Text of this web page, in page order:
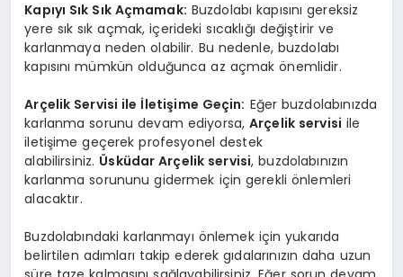
Kapıyı Sık Sık Açmamak: Buzdolabı kapısını gereksiz
yere sık sık açmak, içerideki sıcaklığı değiştirir ve
karlanmaya neden olabilir. Bu nedenle, buzdolabı
kapısını mümkün olduğunca az açmak önemlidir.
Arçelik Servisi ile İletişime Geçin: Eğer buzdolabınızda
karlanma sorunu devam ediyorsa,Arçelik servisi ile
iletişime geçerek profesyonel destek
alabilirsiniz. Üsküdar Arçelik servisi, buzdolabınızın
karlanma sorununu gidermek için gerekli önlemleri
alacaktır.
Buzdolabındaki karlanmayı önlemek için yukarıda
belirtilen adımları takip ederek gıdalarınızın daha uzun